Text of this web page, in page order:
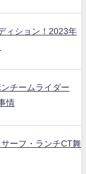
ィション！2023年
チームライダー
情
ーフ・ランチCT舞